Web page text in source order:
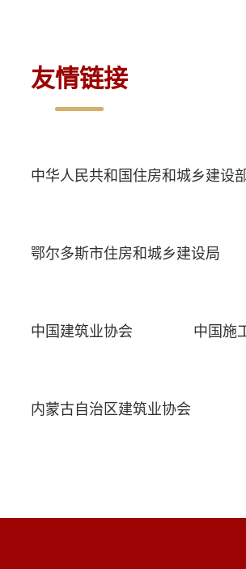
友情链接
中华人民共和国住房和城乡建设
鄂尔多斯市住房和城乡建设局
中国建筑业协会 中国施
内蒙古自治区建筑业协会